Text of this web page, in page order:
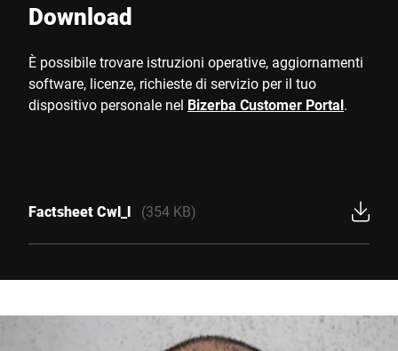
Download
È possibile trovare istruzioni operative, aggiornamenti
software, licenze, richieste di servizio per il tuo
dispositivo personale nel Bizerba Customer Portal.
Factsheet Cwl_l (354 KB)